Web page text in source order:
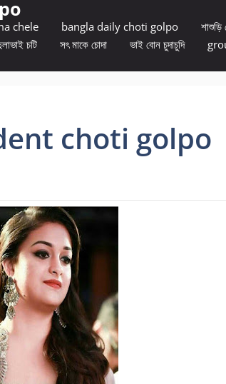
chele bangla daily choti golpo শাশুড়ি
চটি সৎ মাকে চোদা ভাই বোন চুদাচুদি
choti golpo